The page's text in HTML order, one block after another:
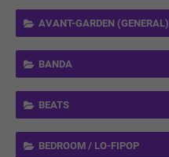
AVANT-GARDEN (GENERAL)
BANDA
BEATS
BEDROOM / LO-FIPOP